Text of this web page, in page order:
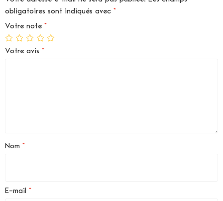
obligatoires sont indiqués avec *
Votre note *
Votre avis *
Nom *
E-mail *